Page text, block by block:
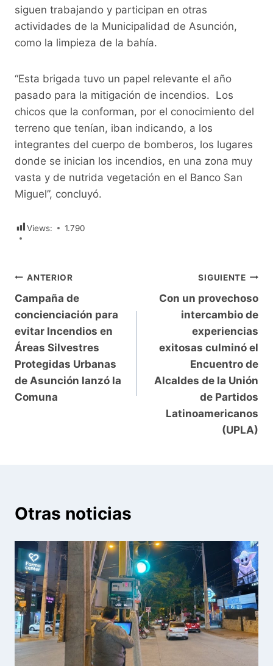
siguen trabajando y participan en otras
actividades de la Municipalidad de Asunción,
como la limpieza de la bahía.
“Esta brigada tuvo un papel relevante el año
pasado para la mitigación de incendios. Los
chicos que la conforman, por el conocimiento del
terreno que tenían, iban indicando, a los
integrantes del cuerpo de bomberos, los lugares
donde se inician los incendios, en una zona muy
vasta y de nutrida vegetación en el Banco San
Miguel”, concluyó.
Views: 1.790
Navegación
de
entradas
ANTERIOR
Campaña de
concienciación para
evitar Incendios en
Áreas Silvestres
Protegidas Urbanas
de Asunción lanzó la
Comuna
SIGUIENTE
Con un provechoso
intercambio de
experiencias
exitosas culminó el
Encuentro de
Alcaldes de la Unión
de Partidos
Latinoamericanos
(UPLA)
Otras noticias